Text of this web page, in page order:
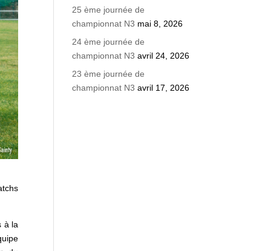
à la
25 ème journée de
championnat N3 mai 8, 2026
24 ème journée de
championnat N3 avril 24, 2026
23 ème journée de
championnat N3 avril 17, 2026